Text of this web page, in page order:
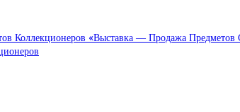
Коллекционеров «Выставка — Продажа Предметов